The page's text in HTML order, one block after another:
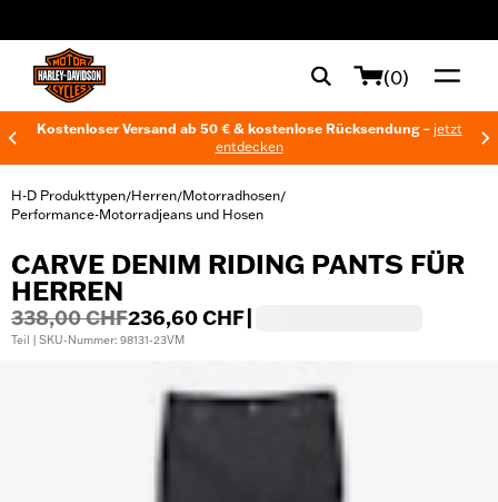
(0)
Kostenloser Versand ab 50 € & kostenlose Rücksendung – jetzt
entdecken
H-D Produkttypen/Herren/Motorradhosen/
Performance-Motorradjeans und Hosen
CARVE DENIM RIDING PANTS FÜR
HERREN
338,00 CHF236,60 CHF
Teil | SKU-Nummer: 98131-23VM